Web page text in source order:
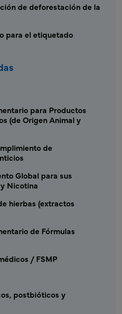
de deforestación de la
para el etiquetado
para Productos
(de Origen Animal y
de
Global para sus
Nicotina
hierbas (extractos
de Fórmulas
/ FSMP
postbióticos y